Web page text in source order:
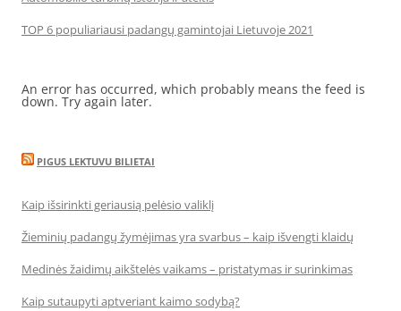
TOP 6 populiariausi padangų gamintojai Lietuvoje 2021
An error has occurred, which probably means the feed is
down. Try again later.
PIGUS LEKTUVU BILIETAI
Kaip išsirinkti geriausią pelėsio valiklį
Žieminių padangų žymėjimas yra svarbus – kaip išvengti klaidų
Medinės žaidimų aikštelės vaikams – pristatymas ir surinkimas
Kaip sutaupyti aptveriant kaimo sodybą?